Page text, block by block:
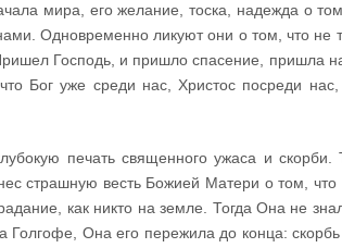
мира, его желание, тоска, надежда о
Одновременно ликуют они о том, что не
Господь, и пришло спасение, пришла
Бог уже среди нас, Христос посреди
печать священного ужаса и
страшную весть Божией Матери о том,
как никто на земле. Тогда Она не
Голгофе, Она его пережила до конца: